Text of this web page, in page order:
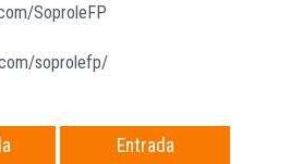
SoproleFP
soprolefp/
Entrada